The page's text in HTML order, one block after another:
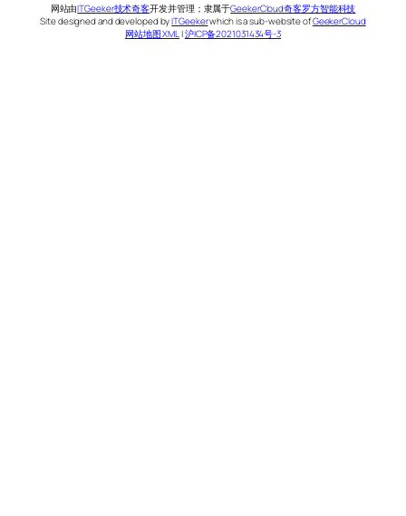
网站由ITGeeker技术奇客开发并管理；隶属于GeekerCloud奇客罗方智能科技
Site designed and developed byITGeekerwhich is a sub-website ofGeekerCloud
网站地图 XML |沪ICP备2021031434号-3